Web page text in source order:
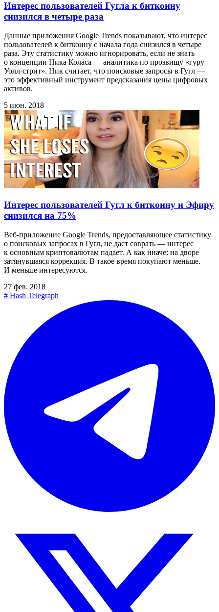
Интерес пользователей Гугла к биткоину
снизился в четыре раза
Данные приложения Google Trends показывают, что интерес
пользователей к биткоину с начала года снизился в четыре
раза. Эту статистику можно игнорировать, если не знать
о концепции Ника Коласа — аналитика по прозвищу «гуру
Уолл-стрит». Ник считает, что поисковые запросы в Гугл —
это эффективный инструмент предсказания цены цифровых
активов.
5 июн. 2018
Интерес пользователей Гугл к биткоину и Эфиру
снизился на 75%
Веб-приложение Google Trends, предоставляющее статистику
о поисковых запросах в Гугл, не даст соврать — интерес
к основным криптовалютам падает. А как иначе: на дворе
затянувшаяся коррекция. В такое время покупают меньше.
И меньше интересуются.
27 фев. 2018
# Hash Telegraph